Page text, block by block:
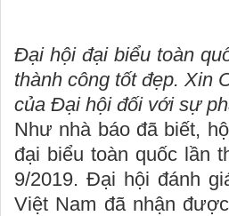
Đại hội đại biểu toàn
thành công tốt đẹp. Xin
của Đại hội đối với sự
Như nhà báo đã biết,
đại biểu toàn quốc lần
9/2019. Đại hội đánh
Việt Nam đã nhận